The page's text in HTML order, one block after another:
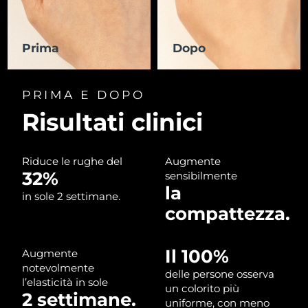
Prima Dopo
PRIMA E DOPO
Risultati clinici
Riduce le rughe del
32%
in sole 2 settimane.
Augmente
sensibilmente
la
compattezza.
Augmente
notevolmente
l’elasticità in sole
2 settimane.
Il 100%
delle persone osserva
un colorito più
uniforme, con meno
RAS di Macao Consegna stimata
Malaysia Consegna stimata
Malta
Messico Consegna stimata
Monaco Consegna stimata
Paesi Bassi Consegna stimata
Consegna stimata
Norvegia Consegna stimata
Oman Consegna stimata